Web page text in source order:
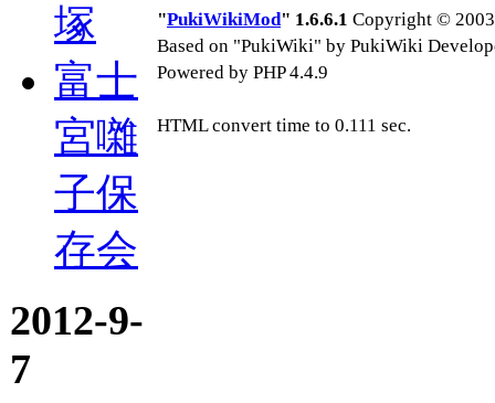
塚
富士
宮囃
子保
存会
2012-9-
7
"PukiWikiMod" 1.6.6.1 Copyright ©
Based on "PukiWiki" by PukiWiki
Powered by PHP 4.4.9
HTML convert time to 0.111 sec.